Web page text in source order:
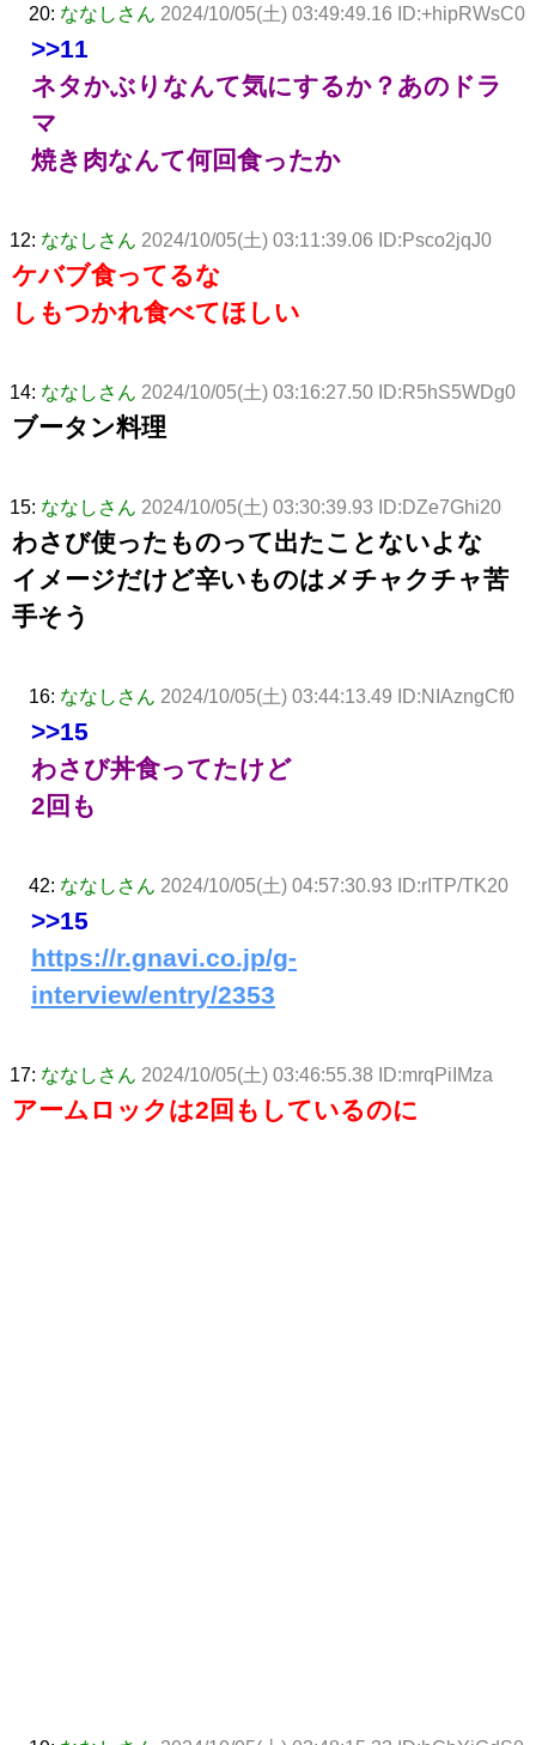
20: ななしさん 2024/10/05(土) 03:49:49.16 ID:+hipRWsC0
>>11
ネタかぶりなんて気にするか？あのドラ
マ
焼き肉なんて何回食ったか
12: ななしさん 2024/10/05(土) 03:11:39.06 ID:Psco2jqJ0
ケバブ食ってるな
しもつかれ食べてほしい
14: ななしさん 2024/10/05(土) 03:16:27.50 ID:R5hS5WDg0
ブータン料理
15: ななしさん 2024/10/05(土) 03:30:39.93 ID:DZe7Ghi20
わさび使ったものって出たことないよな
イメージだけど辛いものはメチャクチャ苦
手そう
16: ななしさん 2024/10/05(土) 03:44:13.49 ID:NIAzngCf0
>>15
わさび丼食ってたけど
2回も
42: ななしさん 2024/10/05(土) 04:57:30.93 ID:rITP/TK20
>>15
https://r.gnavi.co.jp/g-
interview/entry/2353
17: ななしさん 2024/10/05(土) 03:46:55.38 ID:mrqPiIMza
アームロックは2回もしているのに